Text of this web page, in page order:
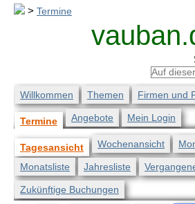
> Termine
Willkommen Themen Firmen und
Termine Angebote Mein Login
Tagesansicht Wochenansicht
Monatsliste Jahresliste
Zukünftige Buchungen